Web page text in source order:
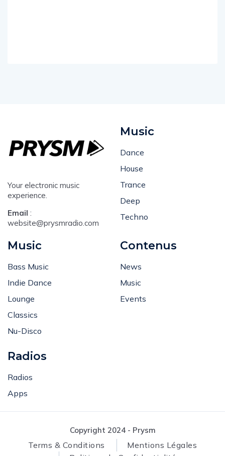
Your electronic music
experience.
Email :
website@prysmradio.com
Music
Dance
House
Trance
Deep
Techno
Music
Bass Music
Indie Dance
Lounge
Classics
Nu-Disco
Contenus
News
Music
Events
Radios
Radios
Apps
Copyright 2024 - Prysm
Terms & Conditions
Mentions Légales